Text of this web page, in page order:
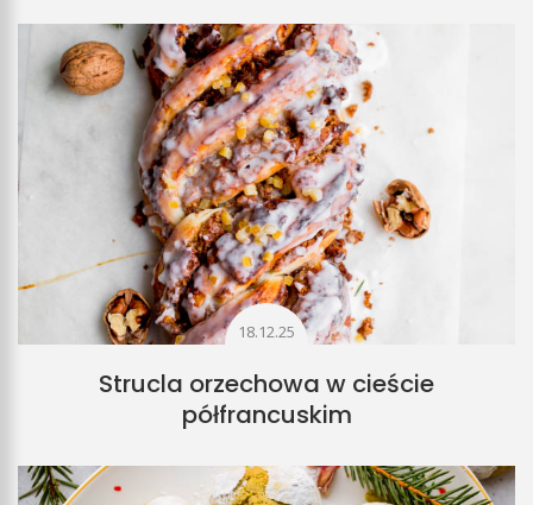
18.12.25
Strucla orzechowa w cieście
półfrancuskim